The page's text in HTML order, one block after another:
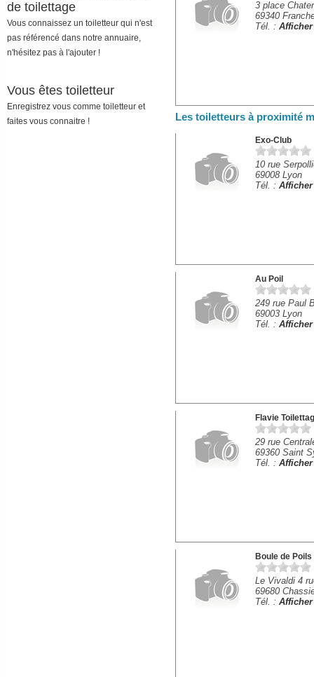
3 place Chater
69340
Tél. :
Les toiletteurs à proximité
Exo-Club
10 rue
69008 Lyon
Tél. :
Au Poil
249 rue Paul
69003 Lyon
Tél. :
Flavie
29 rue
69360 Saint
Tél. :
Boule de Poils
Le Vivaldi 4
69680
Tél. :
de toilettage
Vous connaissez un toiletteur qui n'est
pas référencé dans notre annuaire,
n'hésitez pas à l'ajouter !
Vous êtes toiletteur
Enregistrez vous comme toiletteur et
faites vous connaitre !